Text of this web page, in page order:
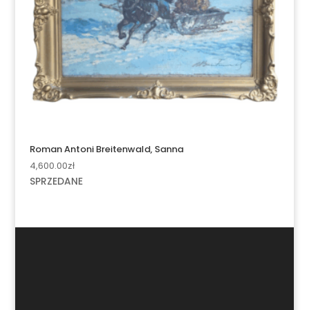
Roman Antoni Breitenwald, Sanna
4,600.00zł
SPRZEDANE